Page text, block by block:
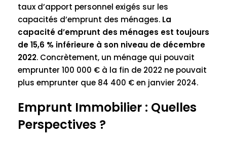
taux d’apport personnel exigés sur les
capacités d’emprunt des ménages. La
capacité d’emprunt des ménages est toujours
de 15,6 % inférieure à son niveau de décembre
2022. Concrètement, un ménage qui pouvait
emprunter 100 000 € à la fin de 2022 ne pouvait
plus emprunter que 84 400 € en janvier 2024.
Emprunt Immobilier : Quelles
Perspectives ?